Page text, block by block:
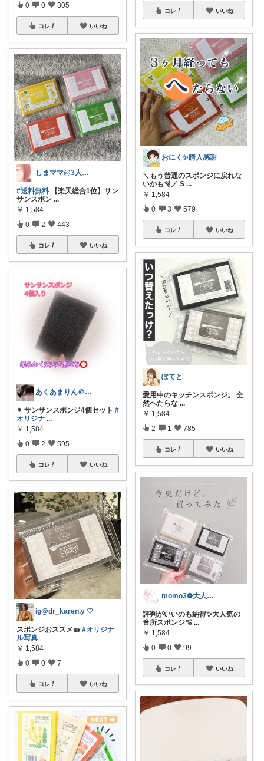
0 0 305
コレ いいね
しまママ@3人子育て🌸長男ケガ😭🩼
#送料無料 【楽天総合1位】サン
サンスポン ...
￥ 1,584
0 2 443
コレ いいね
あくあまりん＠アメブロもよろしく💕
✴ サンサンスポンジ4個セット #
オリジナ ...
￥ 1,584
0 2 595
コレ いいね
ig@dr_karen.y ♡
スポンジおススメ🧽 #オリジナ
ル写真
￥ 1,584
0 0 7
コレ いいね
コレ いいね
おにく✨購入感謝
＼もう普通のスポンジに戻れな
いかも🫧／ S ...
￥ 1,584
0 3 579
コレ いいね
ぽてと
愛用中のキッチンスポンジ。 全
然へたらな ...
￥ 1,584
2 1 785
コレ いいね
momo3❁大人のちょうどいいもの選び
評判がいいのも納得✨大人気の
台所スポンジ🫧 ...
￥ 1,584
0 0 99
コレ いいね